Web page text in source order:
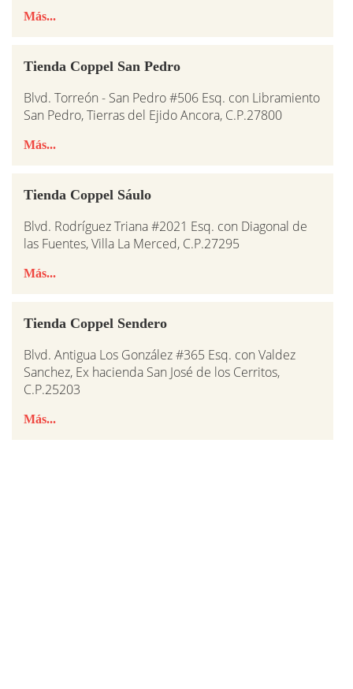
Más...
Tienda Coppel San Pedro
Blvd. Torreón - San Pedro #506 Esq. con Libramiento
San Pedro, Tierras del Ejido Ancora, C.P.27800
Más...
Tienda Coppel Sáulo
Blvd. Rodríguez Triana #2021 Esq. con Diagonal de
las Fuentes, Villa La Merced, C.P.27295
Más...
Tienda Coppel Sendero
Blvd. Antigua Los González #365 Esq. con Valdez
Sanchez, Ex hacienda San José de los Cerritos,
C.P.25203
Más...